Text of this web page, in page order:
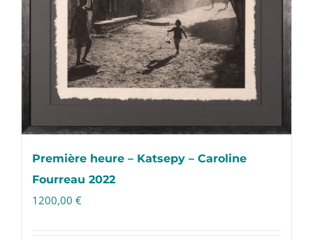
Première heure – Katsepy – Caroline
Fourreau 2022
1200,00 €